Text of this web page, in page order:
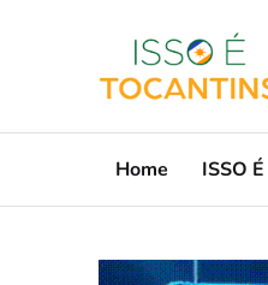
Home ISSO É